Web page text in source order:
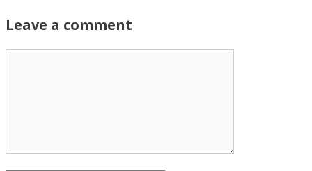
Leave a comment